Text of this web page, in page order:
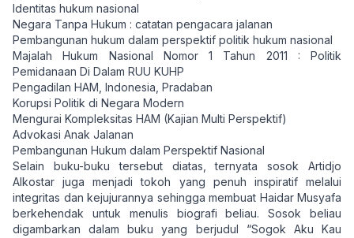
Identitas hukum nasional
Negara Tanpa Hukum : catatan pengacara jalanan
Pembangunan hukum dalam perspektif politik hukum nasional
Majalah Hukum Nasional Nomor 1 Tahun 2011 : Politik
Pemidanaan Di Dalam RUU KUHP
Pengadilan HAM, Indonesia, Pradaban
Korupsi Politik di Negara Modern
Mengurai Kompleksitas HAM (Kajian Multi Perspektif)
Advokasi Anak Jalanan
Pembangunan Hukum dalam Perspektif Nasional
Selain buku-buku tersebut diatas, ternyata sosok Artidjo
Alkostar juga menjadi tokoh yang penuh inspiratif melalui
integritas dan kejujurannya sehingga membuat Haidar Musyafa
berkehendak untuk menulis biografi beliau. Sosok beliau
digambarkan dalam buku yang berjudul “Sogok Aku Kau